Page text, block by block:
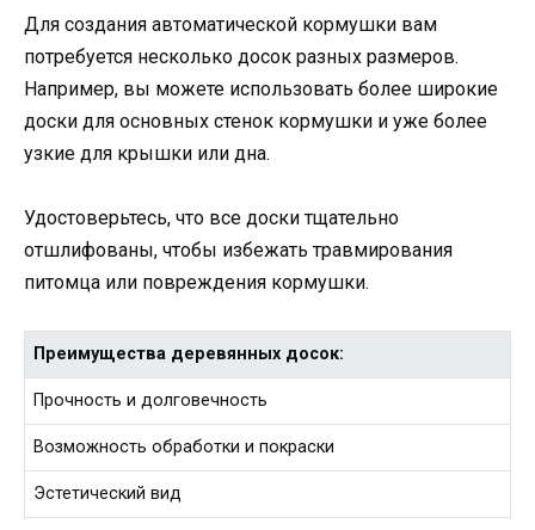
Для создания автоматической кормушки вам
потребуется несколько досок разных размеров.
Например, вы можете использовать более широкие
доски для основных стенок кормушки и уже более
узкие для крышки или дна.
Удостоверьтесь, что все доски тщательно
отшлифованы, чтобы избежать травмирования
питомца или повреждения кормушки.
Преимущества деревянных досок:
Прочность и долговечность
Возможность обработки и покраски
Эстетический вид